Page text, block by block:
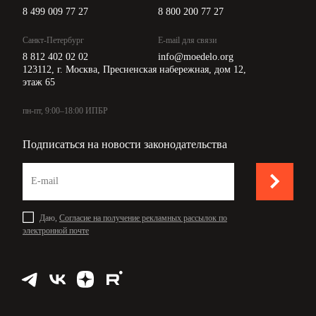
8 499 009 77 27
Санкт-Петербург
8 812 402 02 02
8 800 200 77 27
E-mail для связи
info@moedelo.org
123112, г. Москва, Пресненская набережная, дом 12,
этаж 65
пн-пт, 9:00–18:00 ИПБР
Подписаться на новости законодательства
Даю, Согласие на получение рекламных рассылок по
электронной почте